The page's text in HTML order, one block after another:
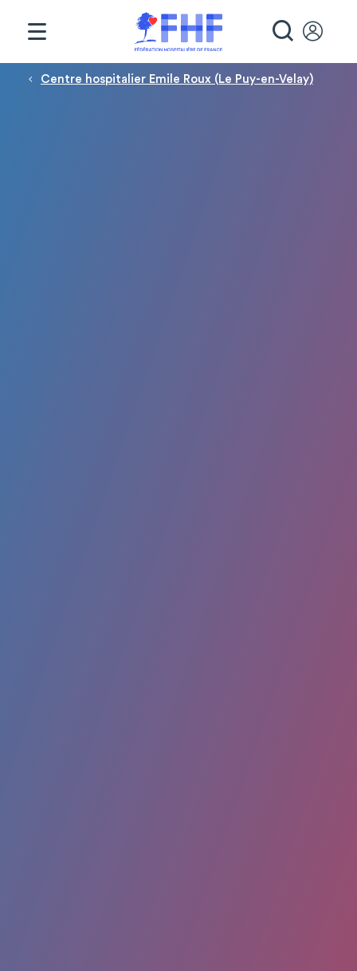
Fil d'Ariane
Centre hospitalier Emile Roux (Le Puy-en-Velay)
Panneau de gestion des cookies